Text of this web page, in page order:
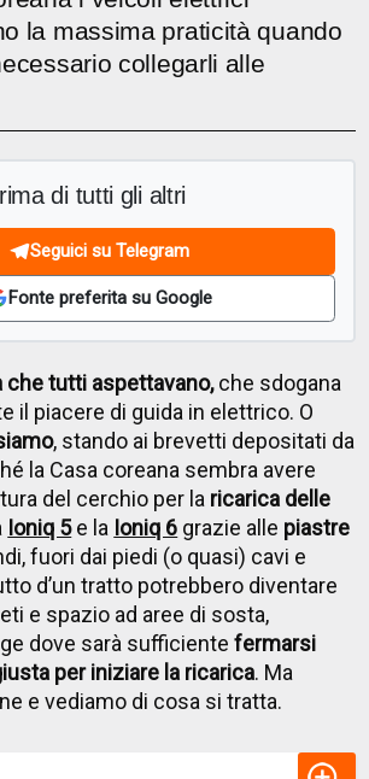
la massima praticità quando
collegarli alle
di tutti gli altri
Seguici su Telegram
Fonte preferita su Google
che tutti aspettavano,che sdogana
il piacere di guida in elettrico. O
, stando ai brevetti depositati da
la Casa coreana sembra avere
del cerchio per la ricarica delle
Ioniq 5e la Ioniq 6 grazie alle piastre
fuori dai piedi (o quasi) cavi e
d’un tratto potrebbero diventare
e spazio ad aree di sosta,
dove sarà sufficientefermarsi
per iniziare la ricarica. Ma
e vediamo di cosa si tratta.